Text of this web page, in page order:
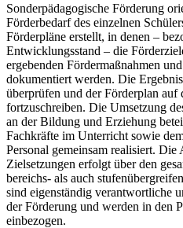
Sonderpädagogische Förderung
Förderbedarf des einzelnen
Förderpläne erstellt, in denen –
Entwicklungsstand – die
ergebenden Fördermaßnahmen
dokumentiert werden. Die
überprüfen und der Förderplan auf
fortzuschreiben. Die Umsetzung
an der Bildung und Erziehung
Fachkräfte im Unterricht sowie
Personal gemeinsam realisiert.
Zielsetzungen erfolgt über den
bereichs- als auch
sind eigenständig verantwortliche
der Förderung und werden in den
einbezogen.